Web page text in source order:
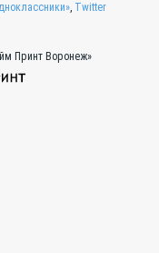
, Twitter
Принт Воронеж»